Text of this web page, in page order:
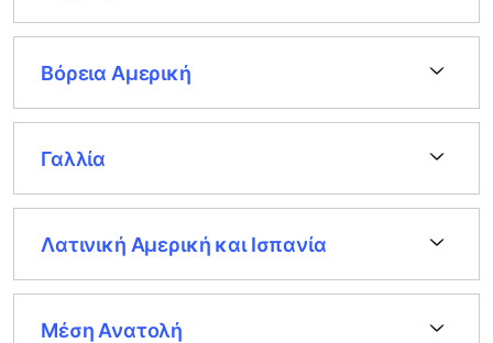
Βόρεια Αμερική
Γαλλία
Λατινική Αμερική και Ισπανία
Μέση Ανατολή